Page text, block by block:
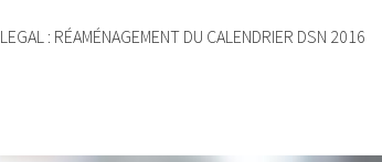
l’article
LEGAL : RÉAMÉNAGEMENT DU CALENDRIER DSN 2016